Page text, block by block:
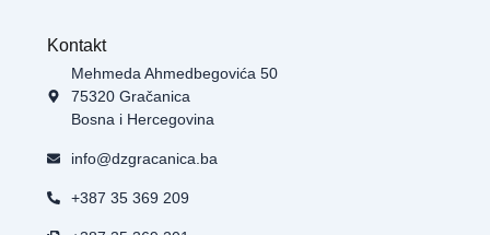
Kontakt
Mehmeda Ahmedbegovića 50
75320 Gračanica
Bosna i Hercegovina
info@dzgracanica.ba
+387 35 369 209